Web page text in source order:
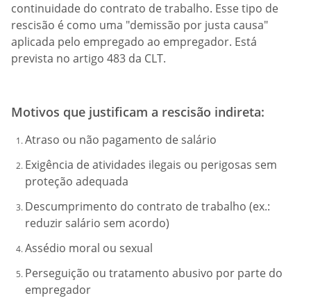
continuidade do contrato de trabalho. Esse tipo de
rescisão é como uma "demissão por justa causa"
aplicada pelo empregado ao empregador. Está
prevista no artigo 483 da CLT.
Motivos que justificam a rescisão indireta:
Atraso ou não pagamento de salário
Exigência de atividades ilegais ou perigosas sem
proteção adequada
Descumprimento do contrato de trabalho (ex.:
reduzir salário sem acordo)
Assédio moral ou sexual
Perseguição ou tratamento abusivo por parte do
empregador